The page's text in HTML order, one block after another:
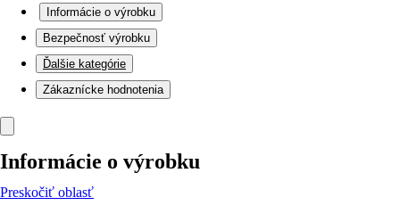
Informácie o výrobku
Bezpečnosť výrobku
Ďalšie kategórie
Zákaznícke hodnotenia
Informácie o výrobku
Preskočiť oblasť